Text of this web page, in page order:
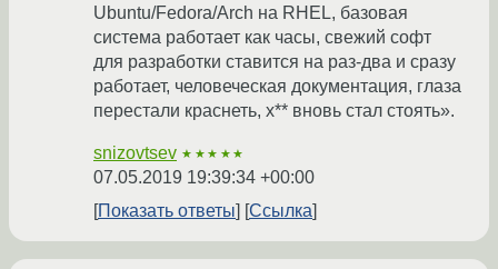
Ubuntu/Fedora/Arch на RHEL, базовая
система работает как часы, свежий софт
для разработки ставится на раз-два и сразу
работает, человеческая документация, глаза
перестали краснеть, х** вновь стал стоять».
snizovtsev ★★★★★
07.05.2019 19:39:34 +00:00
Показать ответы
Ссылка